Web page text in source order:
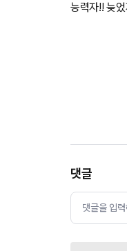
능력자!! 늦
댓글
댓글을 입